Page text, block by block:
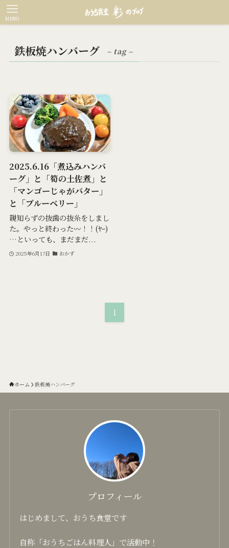
MENU
鉄板焼ハンバーグ – tag –
2025.6.16「煮込みハンバ
ーグ」と「筍の土佐煮」と
「マンゴーじゃがバター」
と「ブルーベリー」
親知らずの抜歯の抜糸をしまし
た。やっと終わった〰！！(ﾔｰ)
…といっても、まだまだ...
2025年6月17日 おかず
1
ホーム 鉄板焼ハンバーグ
プロフィール
はじめまして、おうち食堂です
自称「おうちごはん料理人」で活動中！